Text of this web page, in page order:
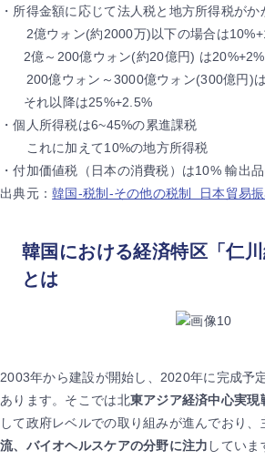
・所得金額に応じて法人税と地方所得税がか
2億ウォン(約2000万)以下の場合は
2億～200億ウォン(約20億円) は20%+2%
200億ウォン～3000億ウォン(300億円)
それ以降は25%+2.5%
・個人所得税は6~45%の累進課税
これに加えて10%の地方所得税
・付加価値税（日本の消費税）は10% 輸出
出典元：韓国-税制-その他の税制 日本貿易
韓国における経済特区「仁川
とは
2003年から建設が開始し、2020年に完成予
あります。そこでは北東アジア経済中心実現
して政府レベルでの取り組みが進んでおり、
流、バイオヘルスケアの分野に注力 していま